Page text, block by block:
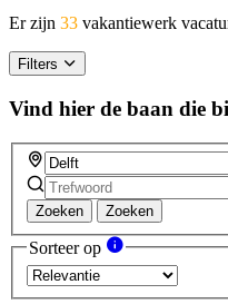
Er zijn 33 vakantiewerk
Filters
Vind hier de baan die
Zoeken Zoeken
Sorteer op